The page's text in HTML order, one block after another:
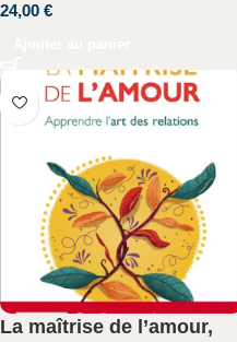
24,00 €
La maîtrise de l’amour,